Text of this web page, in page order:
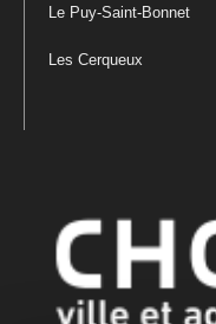
Le Puy-Saint-Bonnet
Les Cerqueux